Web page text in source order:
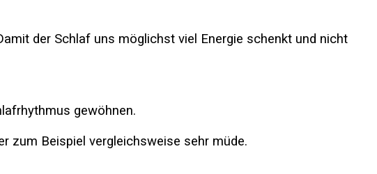
der Schlaf uns möglichst viel Energie schenkt und nicht
gewöhnen.
zum Beispiel vergleichsweise sehr müde.